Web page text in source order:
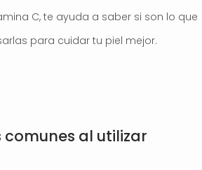
C, te ayuda a saber si son lo que
para cuidar tu piel mejor.
comunes al utilizar